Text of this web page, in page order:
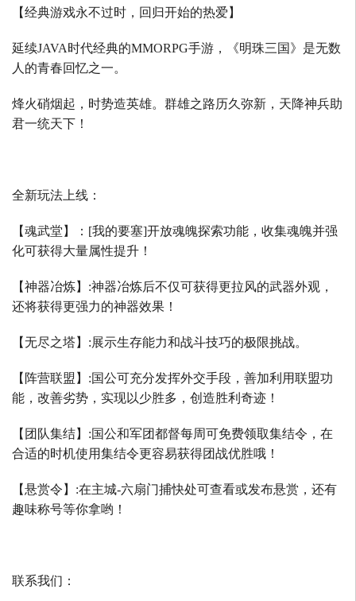
【经典游戏永不过时，回归开始的热爱】
延续JAVA时代经典的MMORPG手游，《明珠三国》是无数
人的青春回忆之一。
烽火硝烟起，时势造英雄。群雄之路历久弥新，天降神兵助
君一统天下！
全新玩法上线：
【魂武堂】： [我的要塞]开放魂魄探索功能，收集魂魄并强
化可获得大量属性提升！
【神器冶炼】 :神器冶炼后不仅可获得更拉风的武器外观，
还将获得更强力的神器效果！
【无尽之塔】 :展示生存能力和战斗技巧的极限挑战。
【阵营联盟】 :国公可充分发挥外交手段，善加利用联盟功
能，改善劣势，实现以少胜多，创造胜利奇迹！
【团队集结】 :国公和军团都督每周可免费领取集结令，在
合适的时机使用集结令更容易获得团战优胜哦！
【悬赏令】 :在主城-六扇门捕快处可查看或发布悬赏，还有
趣味称号等你拿哟！
联系我们：